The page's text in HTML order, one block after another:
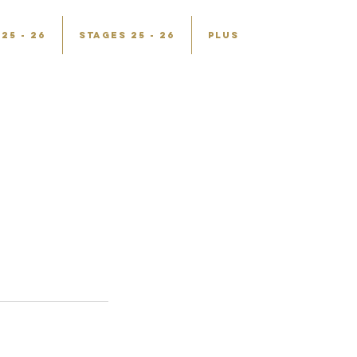
25 - 26 STAGES 25 - 26 Plus